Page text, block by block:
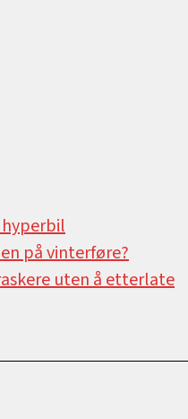
på vinterføre?
uten å etterlate